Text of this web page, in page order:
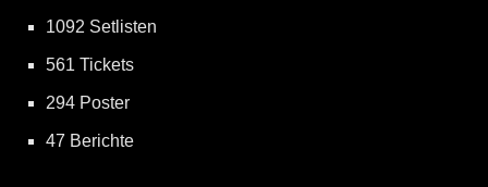
1092 Setlisten
561 Tickets
294 Poster
47 Berichte